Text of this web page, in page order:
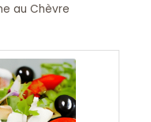
au Chèvre